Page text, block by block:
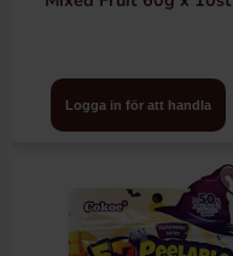
Logga in för att handla